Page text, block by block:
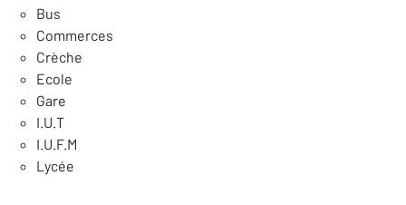
Bus
Commerces
Crèche
Ecole
Gare
I.U.T
I.U.F.M
Lycée